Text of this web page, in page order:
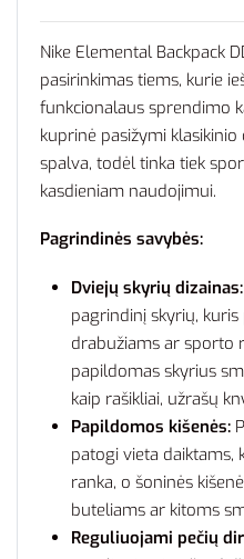
Nike Elemental Backpack
pasirinkimas tiems, kurie
funkcionalaus sprendimo
kuprinė pasižymi
spalva, todėl tinka tiek
kasdieniam naudojimui.
Pagrindinės savybės:
Dviejų skyrių dizainas:
pagrindinį skyrių,
drabužiams ar sporto
papildomas skyrius
kaip rašikliai, užrašų
Papildomos kišenės:
patogi vieta
ranka, o šoninės
buteliams ar kitoms
Reguliuojami pečių